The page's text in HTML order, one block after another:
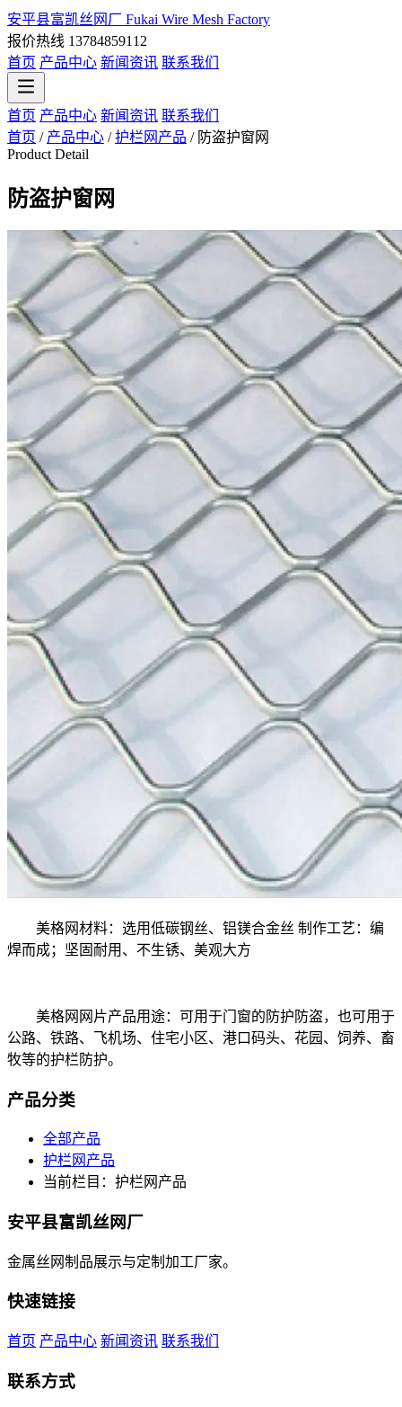
安平县富凯丝网厂 Fukai Wire Mesh Factory
报价热线 13784859112
首页 产品中心 新闻资讯 联系我们
首页 产品中心 新闻资讯 联系我们
首页 / 产品中心 /护栏网产品 / 防盗护窗网
Product Detail
防盗护窗网
美格网材料：选用低碳钢丝、铝镁合金丝 制作工艺：编
焊而成；坚固耐用、不生锈、美观大方
美格网网片产品用途：可用于门窗的防护防盗，也可用于
公路、铁路、飞机场、住宅小区、港口码头、花园、饲养、畜
牧等的护栏防护。
产品分类
全部产品
护栏网产品
当前栏目：护栏网产品
安平县富凯丝网厂
金属丝网制品展示与定制加工厂家。
快速链接
首页 产品中心 新闻资讯 联系我们
联系方式